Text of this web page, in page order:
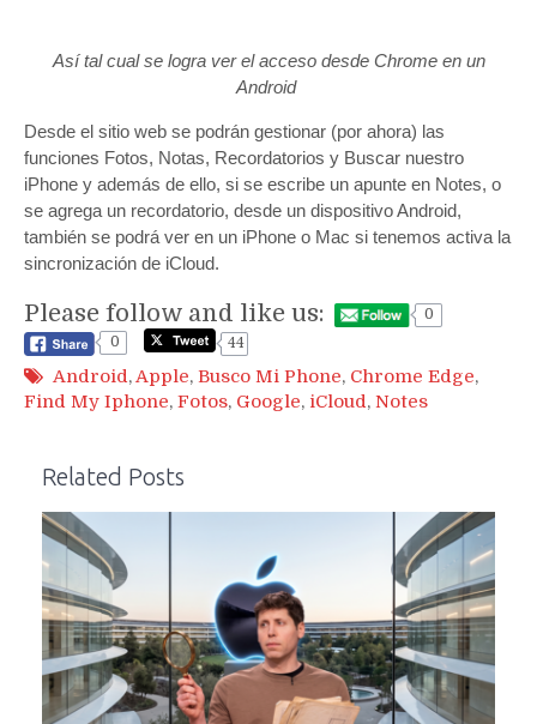
Así tal cual se logra ver el acceso desde Chrome en un
Android
Desde el sitio web se podrán gestionar (por ahora) las
funciones Fotos, Notas, Recordatorios y Buscar nuestro
iPhone y además de ello, si se escribe un apunte en Notes, o
se agrega un recordatorio, desde un dispositivo Android,
también se podrá ver en un iPhone o Mac si tenemos activa la
sincronización de iCloud.
Please follow and like us:
0
0
44
Android,Apple, Busco Mi Phone, Chrome Edge,
Find My Iphone, Fotos, Google, iCloud, Notes
Related Posts